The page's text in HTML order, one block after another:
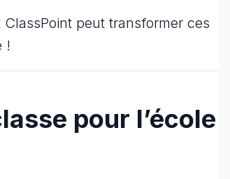
peut transformer ces
!
pour l’école